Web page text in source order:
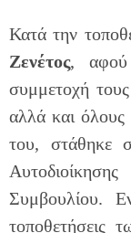
Κατά την
Ζενέτος, αφού
συμμετοχή
αλλά και όλους
του, στάθηκε
Συμβουλίου.
τοποθετήσεις